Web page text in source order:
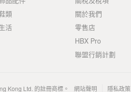
類
活
關於我們
零售店
HBX Pro
聯盟行銷計劃
Kong Ltd. 的註冊商標。 網站聲明 隱私政策